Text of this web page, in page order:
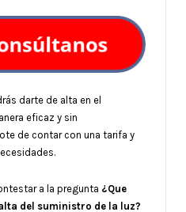
darte de alta en el
eficaz y sin
de contar con una tarifa y
a la pregunta ¿Que
del suministro de la luz?